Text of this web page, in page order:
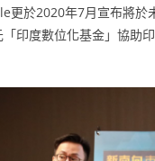
更於2020年7月宣布將於
印度數位化基金」協助